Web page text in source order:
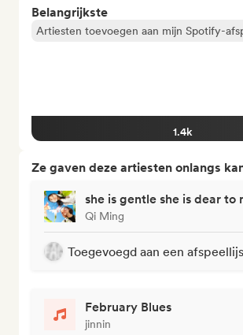
Belangrijkste
Artiesten toevoegen aan mijn Spotify-
1.4k
Ze gaven deze artiesten onlangs
she is gentle she is dear to
Qi Ming
Toegevoegd aan een
February Blues
jinnin